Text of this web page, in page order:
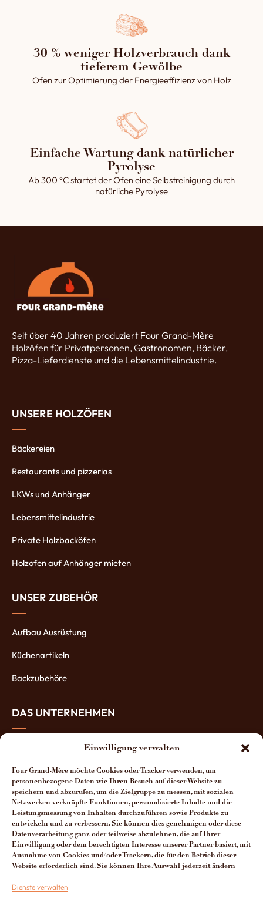
Einwilligung verwalten
Four Grand-Mère möchte Cookies oder Tracker verwenden, um
personenbezogene Daten wie Ihren Besuch auf dieser Website zu
speichern und abzurufen, um die Zielgruppe zu messen, mit sozialen
Netzwerken verknüpfte Funktionen, personalisierte Inhalte und die
Leistungsmessung von Inhalten durchzuführen sowie Produkte zu
entwickeln und zu verbessern. Sie können dies genehmigen oder diese
Datenverarbeitung ganz oder teilweise abzulehnen, die auf Ihrer
Einwilligung oder dem berechtigten Interesse unserer Partner basiert, mit
Ausnahme von Cookies und/oder Trackern, die für den Betrieb dieser
Website erforderlich sind. Sie können Ihre Auswahl jederzeit ändern
Dienste verwalten
30 % weniger Holzverbrauch dank
tieferem Gewölbe
Ofen zur Optimierung der Energieeffizienz von Holz
Einfache Wartung dank natürlicher
Pyrolyse
Ab 300 °C startet der Ofen eine Selbstreinigung durch
natürliche Pyrolyse
Seit über 40 Jahren produziert Four Grand-Mère
Holzöfen für Privatpersonen, Gastronomen, Bäcker,
Pizza-Lieferdienste und die Lebensmittelindustrie.
UNSERE HOLZÖFEN
Bäckereien
Restaurants und pizzerias
LKWs und Anhänger
Lebensmittelindustrie
Private Holzbacköfen
Holzofen auf Anhänger mieten
UNSER ZUBEHÖR
Aufbau Ausrüstung
Küchenartikeln
Backzubehöre
DAS UNTERNEHMEN
Die Öfen-Herstellung
Die Vorteile unserer Öfen
Man spricht über uns
Kontakt Four Grand-Mère
+33 (0)3 29 65 20 53